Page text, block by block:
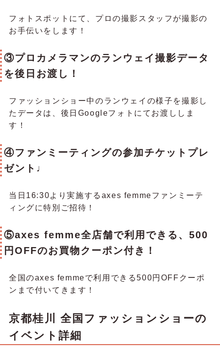
フォトスポットにて、プロの撮影スタッフが撮影の
お手伝いをします！
③プロカメラマンのランウェイ撮影データ
を後日お渡し！
ファッションショー中のランウェイの様子を撮影し
たデータは、後日Googleフォトにてお渡ししま
す！
④ファンミーティングの参加チケットプレ
ゼント♩
当日16:30より実施するaxes femmeファンミーテ
ィングに特別ご招待！
⑤axes femme全店舗で利用できる、500
円OFFのお買物クーポン付き！
全国のaxes femmeで利用できる500円OFFクーポ
ンまで付いてきます！
京都桂川 全国ファッションショーの
イベント詳細